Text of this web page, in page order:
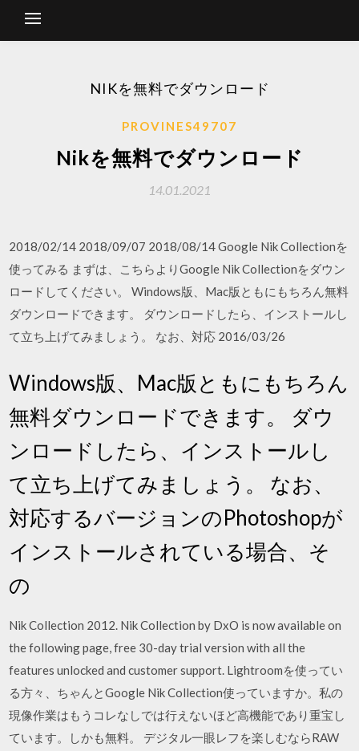
NIKを無料でダウンロード
PROVINES49707
Nikを無料でダウンロード
14.01.2021
2018/02/14 2018/09/07 2018/08/14 Google Nik Collectionを
使ってみる まずは、こちらよりGoogle Nik Collectionをダウン
ロードしてください。 Windows版、Mac版ともにもちろん無料
ダウンロードできます。 ダウンロードしたら、インストールし
て立ち上げてみましょう。 なお、対応 2016/03/26
Windows版、Mac版ともにもちろん
無料ダウンロードできます。 ダウ
ンロードしたら、インストールし
て立ち上げてみましょう。 なお、
対応するバージョンのPhotoshopが
インストールされている場合、そ
の
Nik Collection 2012. Nik Collection by DxO is now available on
the following page, free 30-day trial version with all the
features unlocked and customer support. Lightroomを使ってい
る方々、ちゃんとGoogle Nik Collection使っていますか。私の
現像作業はもうコレなしでは行えないほど高機能であり重宝し
ています。しかも無料。 デジタル一眼レフを楽しむならRAW